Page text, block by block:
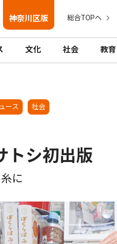
神奈川区版 総合TOPへ
文化 社会 教育
ース 社会
トシ初出版
に